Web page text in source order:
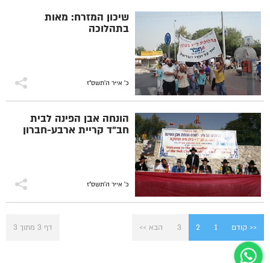
שיכון המזרח: מאות
בתהלוכה
כ' אייר ה׳תשס״ז
הונחה אבן הפינה לבית
חב"ד קריית ארבע-חברון
כ' אייר ה׳תשס״ז
דף 3 מתוך 3 << קודם 1
2
3 הבא >>